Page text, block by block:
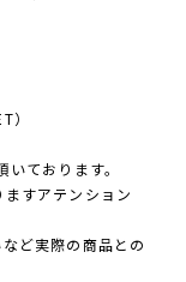
）
ております。
すアテンション
ど実際の商品との